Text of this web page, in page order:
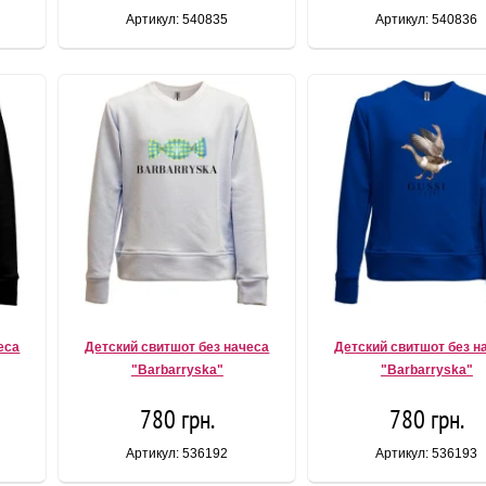
Артикул: 540835 Артикул: 540836
Детский свитшот без начеса
"Barbarryska"
780 грн.
Артикул: 536192
Детский свитшот без
"Barbarryska"
780 грн.
Артикул: 536193